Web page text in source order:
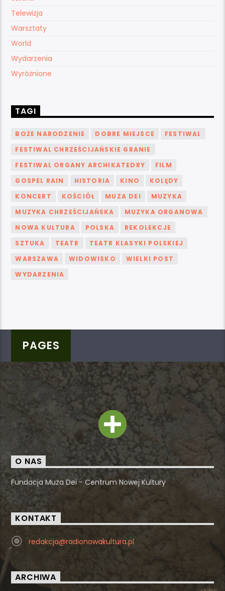
Telewizja
Warsztaty
World
Wydarzenia
Wyróżnione
TAGI
BOŻE NARODZENIE DOBRE MIEJSCE
FESTIWAL
FESTIWAL CHRZEŚCIJAŃSKIE GRANIE
FESTIWAL ORGANY ARCHIKATEDRY
FILM
GOSPEL RAIN
HISTORIA KINO
KOLĘDY
KONCERT
KOŚCIÓŁ MUZA DEI
MUZYKA
MUZYKA CHRZEŚCIJAŃSKA
MUZYKA ORGANOWA
NOWA KULTURA
POLSKA
REKOLEKCJE
SZTUKA
TEATR
TEATR KLASYKI POLSKIEJ
WARSZAWA
WIDOWISKO
WIELKI POST
WYDARZENIA
PAGES
O NAS
Fundacja Muza Dei - Centrum Nowej Kultury
KONTAKT
redakcja@radionowakultura.pl
ARCHIWA